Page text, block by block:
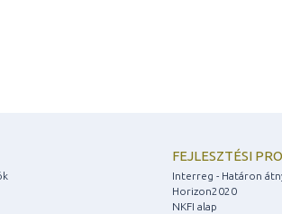
FEJLESZTÉSI
Interreg - Határon
Horizon2020
NKFI alap